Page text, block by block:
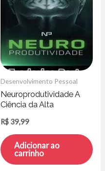
Desenvolvimento Pessoal
Neuroprodutividade A
Ciência da Alta
Porto
R$ 39,99
Adicionar ao
carrinho